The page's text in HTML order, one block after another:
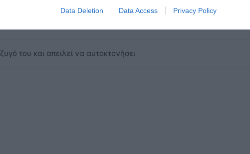
Data Deletion Data Access Privacy Policy
ΣΤΗΝ ΚΩ (1-5/11)
του και απειλεί να αυτοκτονήσει